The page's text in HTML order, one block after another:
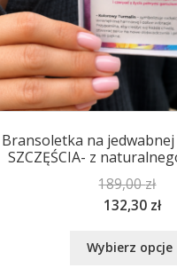
Bransoletka na jedwabnej
SZCZĘŚCIA- z
189,00zł
132,30 zł
Wybierz opcje